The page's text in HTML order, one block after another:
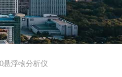
悬浮物分析仪